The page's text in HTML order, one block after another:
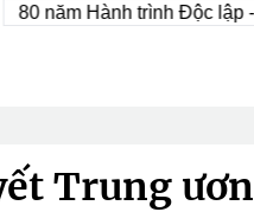
năm Hành trình Độc lập - Tự
Trung